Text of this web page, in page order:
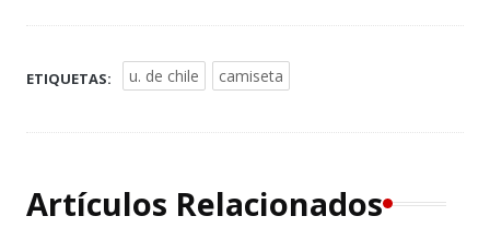
ETIQUETAS: u. de chile camiseta
Artículos Relacionados